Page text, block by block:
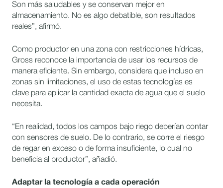
Son más saludables y se conservan mejor en
almacenamiento. No es algo debatible, son resultados
reales”, afirmó.
Como productor en una zona con restricciones hídricas,
Gross reconoce la importancia de usar los recursos de
manera eficiente. Sin embargo, considera que incluso en
zonas sin limitaciones, el uso de estas tecnologías es
clave para aplicar la cantidad exacta de agua que el suelo
necesita.
“En realidad, todos los campos bajo riego deberían contar
con sensores de suelo. De lo contrario, se corre el riesgo
de regar en exceso o de forma insuficiente, lo cual no
beneficia al productor”, añadió.
Adaptar la tecnología a cada operación